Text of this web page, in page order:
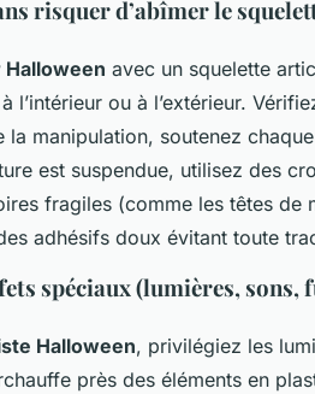
risquer d’abîmer le
avec un squelette
l’intérieur ou à l’extérieur.
manipulation, soutenez
est suspendue, utilisez des
fragiles (comme les têtes de
adhésifs doux évitant toute
spéciaux (lumières,
Halloween, privilégiez les
près des éléments en